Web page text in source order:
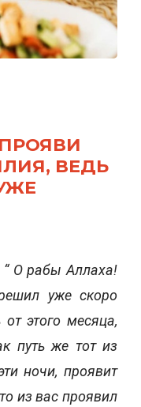
ВЕДЬ
“ О рабы Аллаха!
уже скоро
этого месяца,
путь же тот из
ночи, проявит
из вас проявил